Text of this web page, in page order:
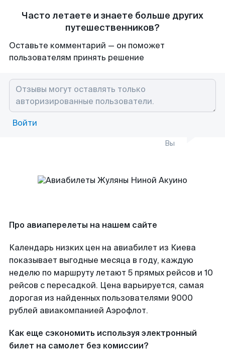
Часто летаете и знаете больше других
путешественников?
Оставьте комментарий — он поможет
пользователям принять решение
Войти
Вы
Про авиаперелеты на нашем сайте
Календарь низких цен на авиабилет из Киева
показывает выгодные месяца в году, каждую
неделю по маршруту летают 5 прямых рейсов и 10
рейсов с пересадкой. Цена варьируется, самая
дорогая из найденных пользователями 9000
рублей авиакомпанией Аэрофлот.
Как еще сэкономить используя электронный
билет на самолет без комиссии?